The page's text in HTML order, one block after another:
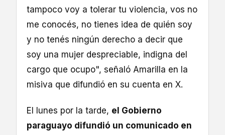
tampoco voy a tolerar tu violencia, vos no
me conocés, no tienes idea de quién soy
y no tenés ningún derecho a decir que
soy una mujer despreciable, indigna del
cargo que ocupo", señaló Amarilla en la
misiva que difundió en su cuenta en X.
El lunes por la tarde, el Gobierno
paraguayo difundió un comunicado en